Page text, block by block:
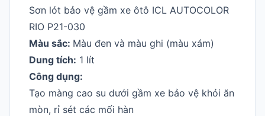
Sơn lót bảo vệ gầm xe ôtô ICL AUTOCOLOR
RIO P21-030
Màu sắc: Màu đen và màu ghi (màu xám)
Dung tích: 1 lít
Công dụng:
Tạo màng cao su dưới gầm xe bảo vệ khỏi ăn
mòn, rỉ sét các mối hàn